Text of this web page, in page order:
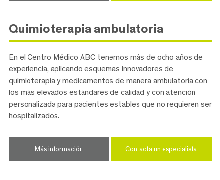
Quimioterapia ambulatoria
En el Centro Médico ABC tenemos más de ocho años de
experiencia, aplicando esquemas innovadores de
quimioterapia y medicamentos de manera ambulatoria con
los más elevados estándares de calidad y con atención
personalizada para pacientes estables que no requieren ser
hospitalizados.
Más información Contacta un especialista